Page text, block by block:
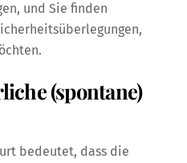
und Sie finden
(spontane)
bedeutet, dass die